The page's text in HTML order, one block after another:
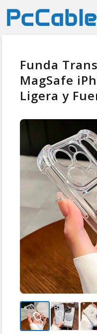
Funda
MagSafe
Ligera y